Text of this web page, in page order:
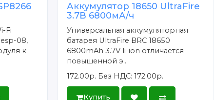
Fi
08,
к
Аккумулятор 18650 UltraFire
3.7В 6800мА/ч
Универсальная аккумуляторная
батарея UltraFire BRC 18650
6800mAh 3.7V li-ion отличается
повышенной э..
172.00р. Без НДС: 172.00р.
Купить